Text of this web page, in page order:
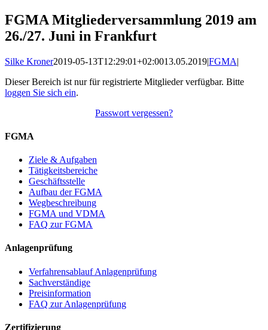
FGMA Mitgliederversammlung 2019 am
26./27. Juni in Frankfurt
Silke Kroner2019-05-13T12:29:01+02:0013.05.2019|FGMA|
Dieser Bereich ist nur für registrierte Mitglieder verfügbar. Bitte
loggen Sie sich ein.
Passwort vergessen?
FGMA
Ziele & Aufgaben
Tätigkeitsbereiche
Geschäftsstelle
Aufbau der FGMA
Wegbeschreibung
FGMA und VDMA
FAQ zur FGMA
Anlagenprüfung
Verfahrensablauf Anlagenprüfung
Sachverständige
Preisinformation
FAQ zur Anlagenprüfung
Zertifizierung